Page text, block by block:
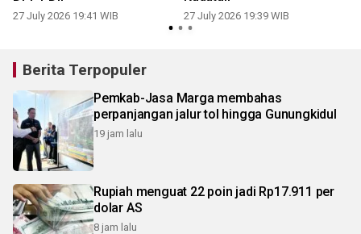
27 July 2026 19:41 WIB 27 July 2026 19:39 WIB
Berita Terpopuler
Pemkab-Jasa Marga membahas
perpanjangan jalur tol hingga Gunungkidul
19 jam lalu
Rupiah menguat 22 poin jadi Rp17.911 per
dolar AS
8 jam lalu